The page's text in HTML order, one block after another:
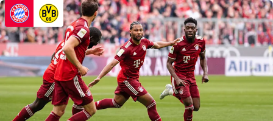
FCB
BVB
Zum Spielbericht